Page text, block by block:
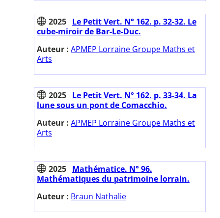
2025 Le Petit Vert. N° 162. p. 32-32. Le
cube-miroir de Bar-Le-Duc.
Auteur : APMEP Lorraine Groupe Maths et
Arts
2025 Le Petit Vert. N° 162. p. 33-34. La
lune sous un pont de Comacchio.
Auteur : APMEP Lorraine Groupe Maths et
Arts
2025 Mathématice. N° 96.
Mathématiques du patrimoine lorrain.
Auteur : Braun Nathalie